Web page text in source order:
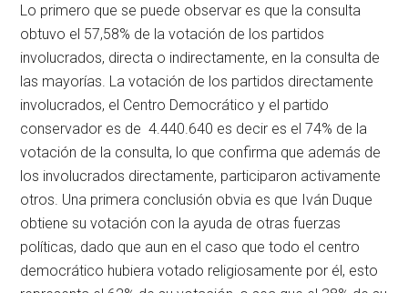
Lo primero que se puede observar es que la consulta
obtuvo el 57,58% de la votación de los partidos
involucrados, directa o indirectamente, en la consulta de
las mayorías. La votación de los partidos directamente
involucrados, el Centro Democrático y el partido
conservador es de 4.440.640 es decir es el 74% de la
votación de la consulta, lo que confirma que además de
los involucrados directamente, participaron activamente
otros. Una primera conclusión obvia es que Iván Duque
obtiene su votación con la ayuda de otras fuerzas
políticas, dado que aun en el caso que todo el centro
democrático hubiera votado religiosamente por él, esto